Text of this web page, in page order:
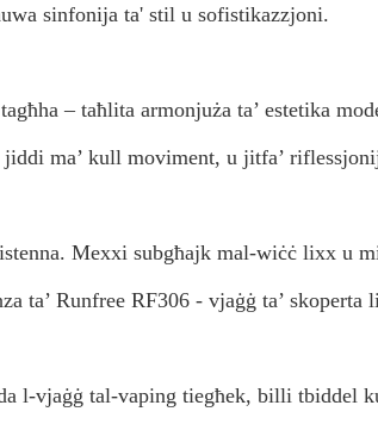
sinfonija ta' stil u sofistikazzjoni.
– taħlita armonjuża ta’ estetika
ma’ kull moviment, u jitfa’
Mexxi subgħajk mal-wiċċ lixx u
ta’ Runfree RF306 - vjaġġ ta’ skoperta
vjaġġ tal-vaping tiegħek, billi tbiddel